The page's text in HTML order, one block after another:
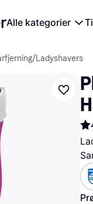
Alle kategorier
/Ladyshavers